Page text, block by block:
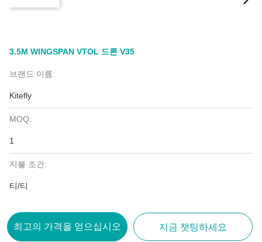
3.5M WINGSPAN VTOL 드론 V35
브랜드 이름:
Kitefly
MOQ:
1
지불 조건:
티/티
최고의 가격을 얻으십시오 지금 챗팅하세요